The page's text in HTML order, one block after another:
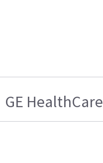
GE HealthCare